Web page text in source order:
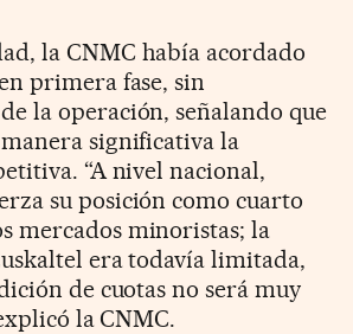
la CNMC había acordado
primera fase, sin
la operación, señalando que
significativa la
“A nivel nacional,
su posición como cuarto
mercados minoristas; la
era todavía limitada,
de cuotas no será muy
la CNMC.